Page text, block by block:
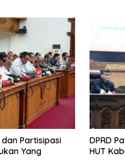
dan Partisipasi
Yang
DPRD
HUT